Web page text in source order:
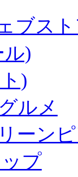
ブス
ル)
)
ルメ
ーン
プ